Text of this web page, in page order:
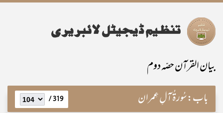
بیان القرآن حصّہ دوم
باب:سُورۃُ آلِ عِمران 319 /